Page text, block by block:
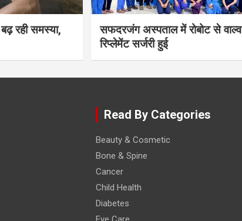
रही समस्या,
सफदरजंग अस्पताल में रोबोट से वाल्व
रिप्लेमेंट सर्जरी हुई
Read By Categories
Beauty & Cosmetic
Bone & Spine
Cancer
Child Health
Diabetes